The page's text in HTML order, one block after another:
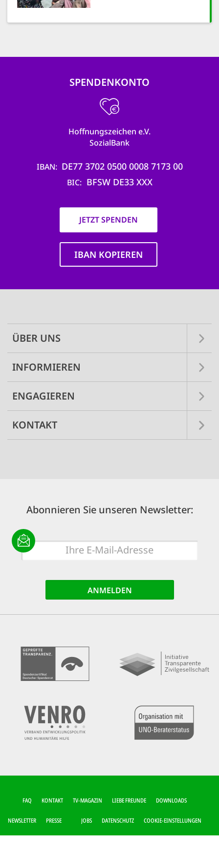
SPENDENKONTO
Hoffnungszeichen e.V.
SozialBank
IBAN DE77 3702 0500 0008 7173 00
BIC BFSW DE33 XXX
JETZT SPENDEN
IBAN KOPIEREN
ÜBER UNS
INFORMIEREN
ENGAGIEREN
KONTAKT
Abonnieren Sie unseren Newsletter:
E-
Mail
FUSSZEILEN-M
ENÜ
FAQ KONTAKT TV-MAGAZIN LIEBE FREUNDE DOWNLOADS
NEWSLETTER PRESSE JOBS DATENSCHUTZ COOKIE-EINSTELLUNGEN